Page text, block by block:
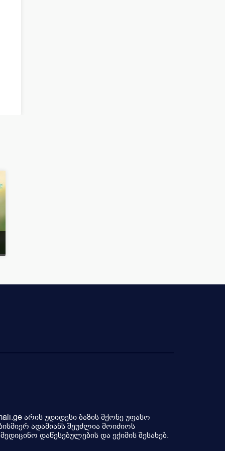
არის უდიდესი ბაზის მქონე უფასო
ადამიანს შეუძლია მოიძიოს
დაწესებულების და ექიმის შესახებ.